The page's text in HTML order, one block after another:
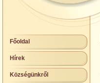
Főoldal
Hírek
Községünkről